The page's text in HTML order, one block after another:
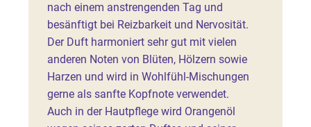
nach einem anstrengenden Tag und
besänftigt bei Reizbarkeit und Nervosität.
Der Duft harmoniert sehr gut mit vielen
anderen Noten von Blüten, Hölzern sowie
Harzen und wird in Wohlfühl-Mischungen
gerne als sanfte Kopfnote verwendet.
Auch in der Hautpflege wird Orangenöl